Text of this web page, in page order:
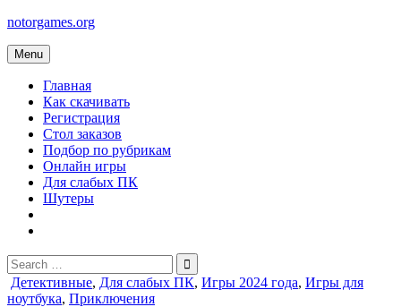
Skip
content
notorgames.org
Menu
Главная
Как скачивать
Регистрация
Стол заказов
Подбор по рубрикам
Онлайн игры
Для слабых ПК
Шутеры
Search
for:
Posted
in
Детективные, Для слабых ПК, Игры 2024 года, Игры для
ноутбука, Приключения